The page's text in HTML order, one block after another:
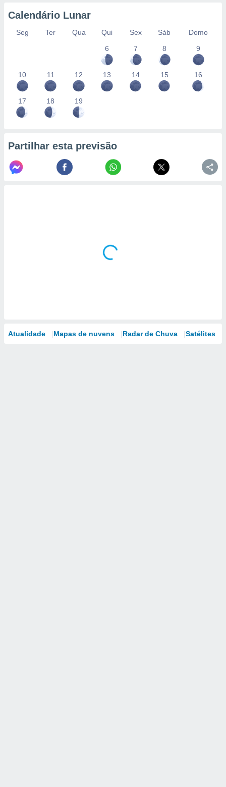
Calendário Lunar
Seg Ter Qua Qui Sex Sáb
Domo
6
7 8 9
10 11 12 13 14 15 16
17 18 19
Partilhar esta previsão
Atualidade Mapas de nuvens Radar de Chuva Satélites